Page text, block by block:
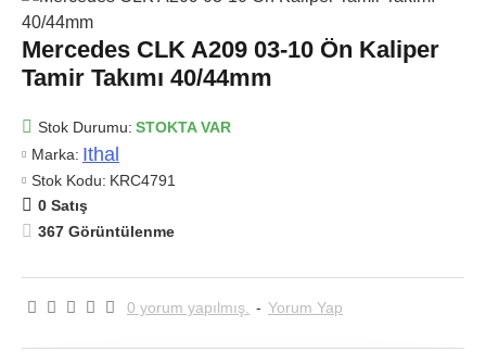
Mercedes CLK A209 03-10 Ön Kaliper
Tamir Takımı 40/44mm
Stok Durumu: STOKTA VAR
Marka: Ithal
Stok Kodu: KRC4791
0 Satış
367 Görüntülenme
0 yorum yapılmış. - Yorum Yap